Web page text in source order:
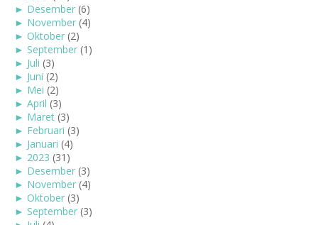
► Desember (6)
► November (4)
► Oktober (2)
► September (1)
► Juli (3)
► Juni (2)
► Mei (2)
► April (3)
► Maret (3)
► Februari (3)
► Januari (4)
► 2023 (31)
► Desember (3)
► November (4)
► Oktober (3)
► September (3)